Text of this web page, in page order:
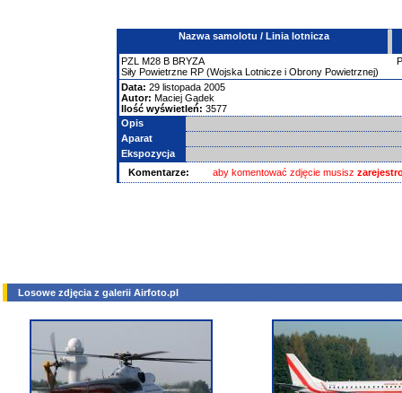
Nazwa samolotu / Linia lotnicza
PZL M28 B BRYZA
Siły Powietrzne RP (Wojska Lotnicze i Obrony Powietrznej)
Data: 29 listopada 2005
Autor: Maciej Gądek
Ilość wyświetleń: 3577
Opis
Aparat
Ekspozycja
Komentarze:
aby komentować zdjęcie musisz
Losowe zdjęcia z galerii Airfoto.pl